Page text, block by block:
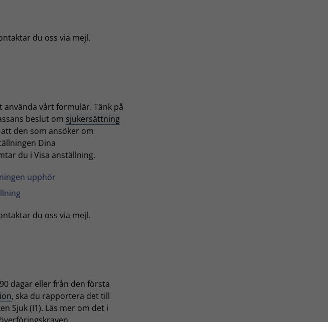
du oss via mejl.
använda vårt formulär. Tänk på
beslut om sjukersättning
den som ansöker om
Dina
du i Visa anställning.
upphör
du oss via mejl.
dagar eller från den första
, ska du rapportera det till
Sjuk (I1). Läs mer om det i